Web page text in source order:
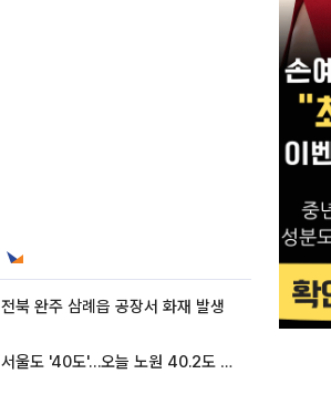
전북 완주 삼례읍 공장서 화재 발생
서울도 '40도'…오늘 노원 40.2도 기록